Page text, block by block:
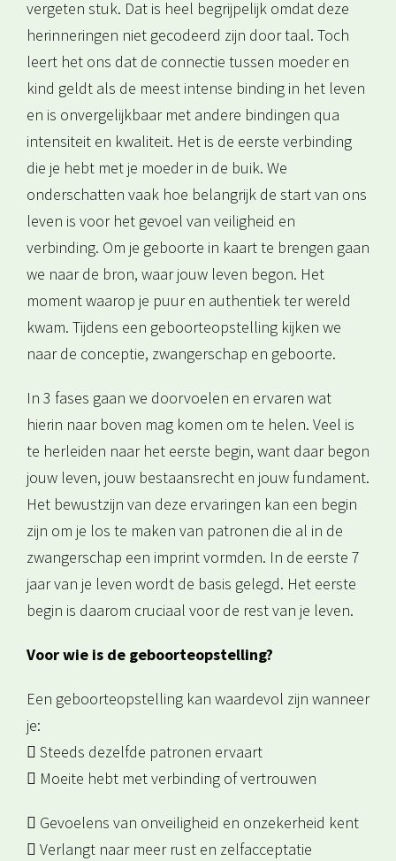
vergeten stuk. Dat is heel begrijpelijk omdat deze
herinneringen niet gecodeerd zijn door taal. Toch
leert het ons dat de connectie tussen moeder en
kind geldt als de meest intense binding in het leven
en is onvergelijkbaar met andere bindingen qua
intensiteit en kwaliteit. Het is de eerste verbinding
die je hebt met je moeder in de buik. We
onderschatten vaak hoe belangrijk de start van ons
leven is voor het gevoel van veiligheid en
verbinding. Om je geboorte in kaart te brengen gaan
we naar de bron, waar jouw leven begon. Het
moment waarop je puur en authentiek ter wereld
kwam. Tijdens een geboorteopstelling kijken we
naar de conceptie, zwangerschap en geboorte.
In 3 fases gaan we doorvoelen en ervaren wat
hierin naar boven mag komen om te helen. Veel is
te herleiden naar het eerste begin, want daar begon
jouw leven, jouw bestaansrecht en jouw fundament.
Het bewustzijn van deze ervaringen kan een begin
zijn om je los te maken van patronen die al in de
zwangerschap een imprint vormden. In de eerste 7
jaar van je leven wordt de basis gelegd. Het eerste
begin is daarom cruciaal voor de rest van je leven.
Voor wie is de geboorteopstelling?
Een geboorteopstelling kan waardevol zijn wanneer
je:
 Steeds dezelfde patronen ervaart
 Moeite hebt met verbinding of vertrouwen
 Gevoelens van onveiligheid en onzekerheid kent
 Verlangt naar meer rust en zelfacceptatie